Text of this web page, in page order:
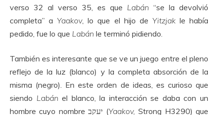
verso 32 al verso 35, es que Labán “se la devolvió
completa” aYaakov, lo que el hijo de Yitzjak le había
pedido, fue lo que Labán le terminó pidiendo.
También es interesante que se ve un juego entre el pleno
reflejo de la luz (blanco) y la completa absorción de la
misma (negro). En este orden de ideas, es curioso que
siendo Labán el blanco, la interacción se daba con un
hombre cuyo nombre יעקב (Yaakov,Strong H3290) que